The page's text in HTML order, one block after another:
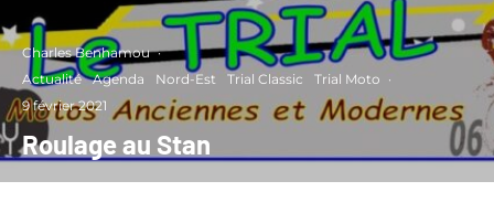
Charles Benhamou ·
Actualité
Agenda Nord-Est Trial Classic Trial Moto ·
9 février 2021
Roulage au Stan